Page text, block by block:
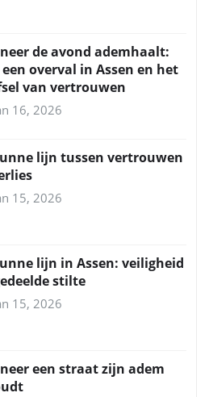
de avond ademhaalt:
overval in Assen en het
van vertrouwen
16, 2026
lijn tussen vertrouwen
15, 2026
lijn in Assen: veiligheid
stilte
15, 2026
een straat zijn adem